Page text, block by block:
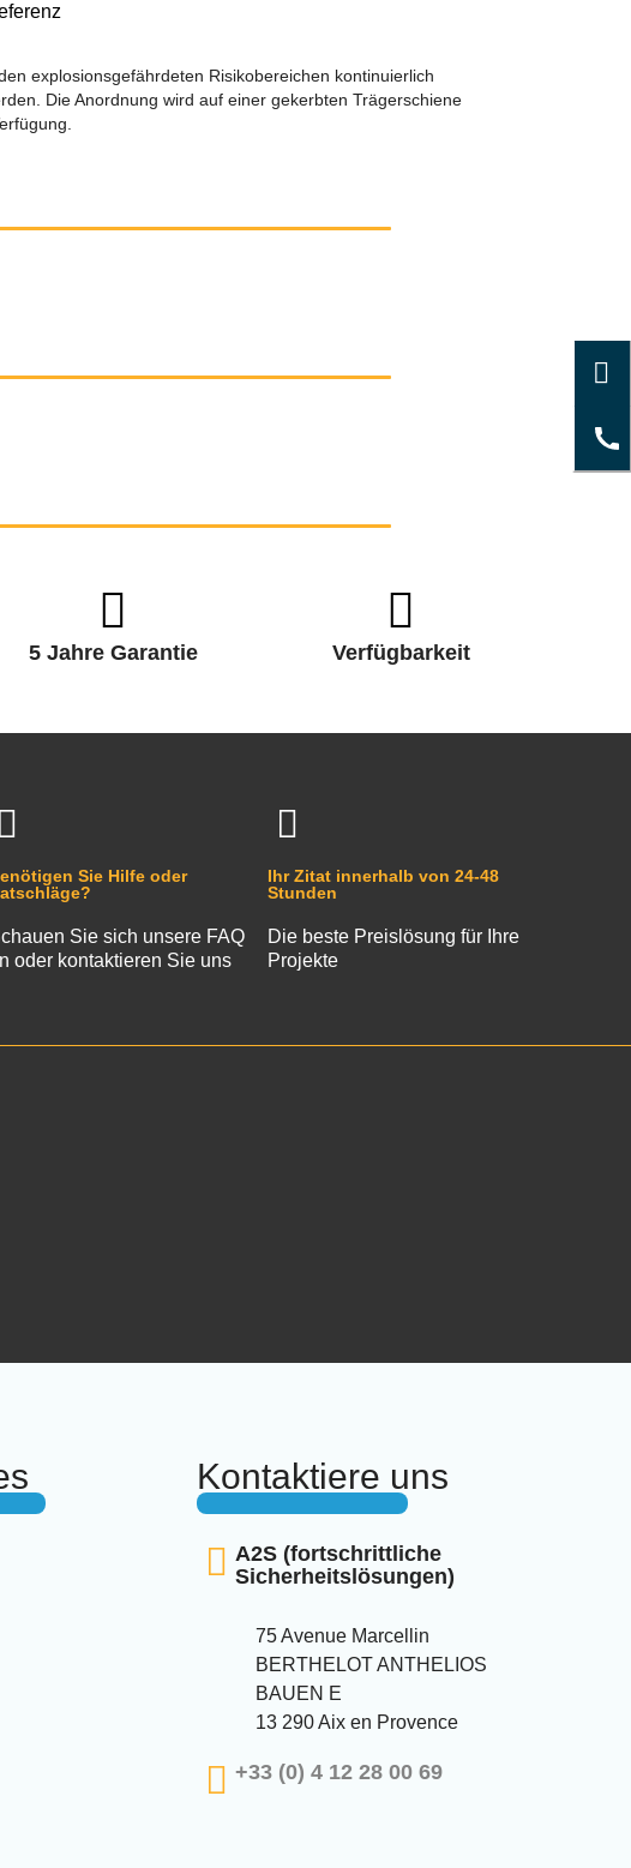
explosionsgefährdeten Risikobereichen kontinuierlich
Die Anordnung wird auf einer gekerbten Trägerschiene
5 Jahre Garantie Verfügbarkeit
Sie Hilfe oder
Sie sich unsere FAQ
oder kontaktieren Sie uns
Ihr Zitat innerhalb von 24-48
Stunden
Die beste Preislösung für Ihre
Projekte
Kontaktiere uns
A2S (fortschrittliche
Sicherheitslösungen)
75 Avenue Marcellin
BERTHELOT ANTHELIOS
BAUEN E
13 290 Aix en Provence
+33 (0) 4 12 28 00 69